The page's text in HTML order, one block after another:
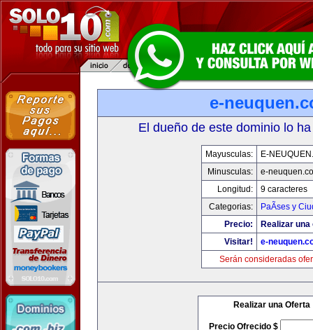
e-
El dueño de este dominio lo
Mayusculas:
E-
Minusculas:
e-
Longitud:
9 caracteres
Categorias:
PaÃ­ses y
Precio:
Realizar
Visitar!
e-
Serán consideradas
Realizar una Oferta
Precio Ofrecido $